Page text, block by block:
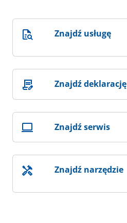
Znajdź usługę
Znajdź deklarację
Znajdź serwis
Znajdź narzędzie